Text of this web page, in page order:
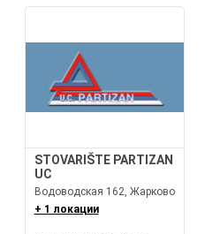
STOVARIŠTE PARTIZAN
UC
Водоводская 162, Жарково
+ 1 локации